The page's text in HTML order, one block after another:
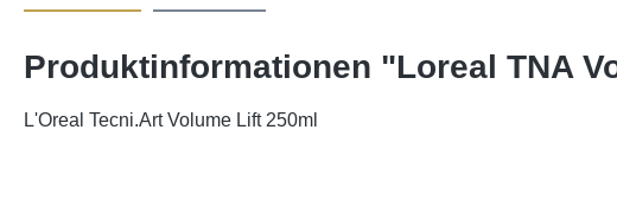
Produktinformationen "Loreal TNA
L'Oreal Tecni.Art Volume Lift 250ml